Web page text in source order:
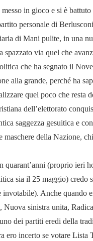
in gioco e si è
personale di
di Mani pulite, in una
via quel che
che ha segnato il
alla grande, perché ha
quel poco che resta
dell’elettorato
saggezza gesuitica e
della Nazione,
quarant’anni (proprio ieri
sia il 25 maggio) credo
invotabile). Anche
sinistra unita,
dei partiti eredi della
ero incerto se votare